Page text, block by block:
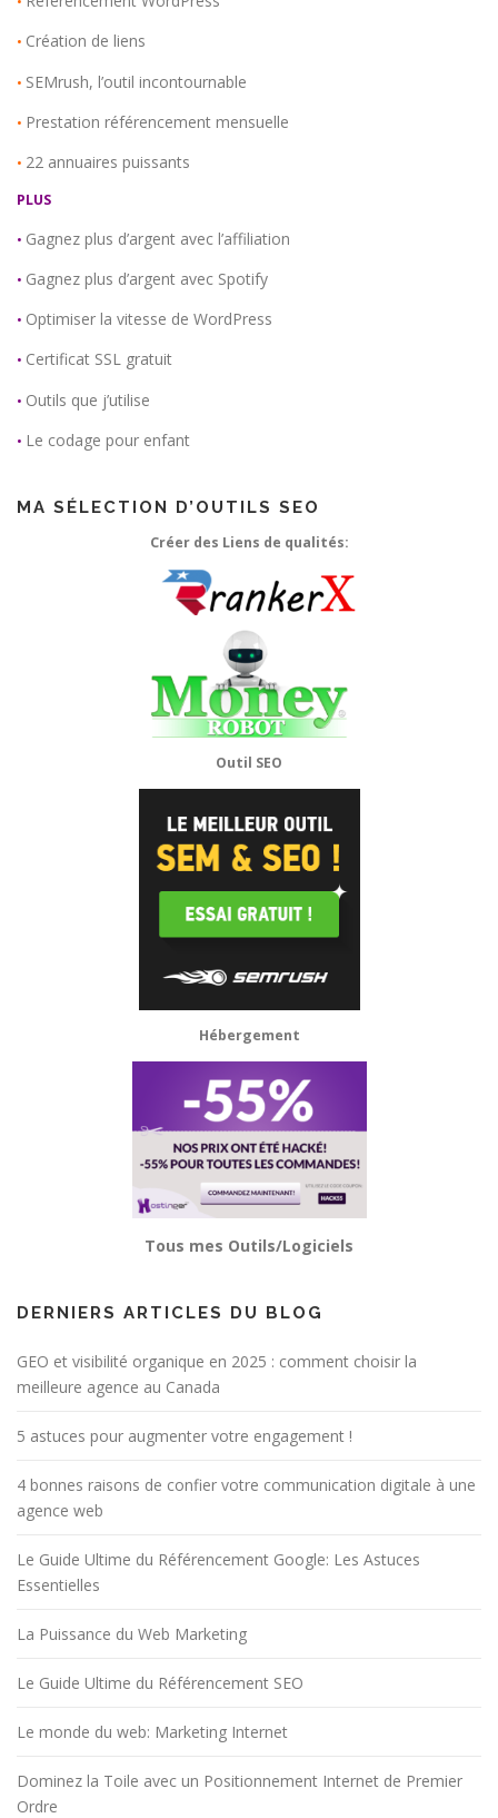
• Création de liens
• SEMrush, l’outil incontournable
• Prestation référencement mensuelle
• 22 annuaires puissants
PLUS
• Gagnez plus d’argent avec l’affiliation
• Gagnez plus d’argent avec Spotify
• Optimiser la vitesse de WordPress
• Certificat SSL gratuit
• Outils que j’utilise
• Le codage pour enfant
MA SÉLECTION D’OUTILS SEO
Créer des Liens de qualités:
Outil SEO
Hébergement
Tous mes Outils/Logiciels
DERNIERS ARTICLES DU BLOG
GEO et visibilité organique en 2025 : comment choisir la
meilleure agence au Canada
5 astuces pour augmenter votre engagement !
4 bonnes raisons de confier votre communication digitale à une
agence web
Le Guide Ultime du Référencement Google: Les Astuces
Essentielles
La Puissance du Web Marketing
Le Guide Ultime du Référencement SEO
Le monde du web: Marketing Internet
Dominez la Toile avec un Positionnement Internet de Premier
Ordre